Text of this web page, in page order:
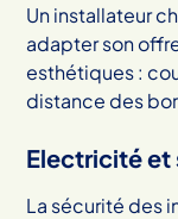
Un installateur
adapter son
esthétiques :
distance des
Electricité et
La sécurité des